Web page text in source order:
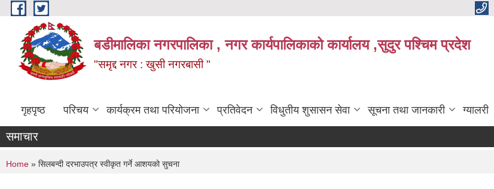
Skip to main content
बडीमालिका नगरपालिका , नगर कार्यपालिकाको कार्यालय ,सुदुर पश्चिम प्रदेश
"समृद्द नगर : खुसी नगरबासी "
गृहपृष्ठ परिचय कार्यक्रम तथा परियोजना प्रतिवेदन विधुतीय शुसासन सेवा सूचना तथा जानकारी ग्यालरी
समाचार
You are here
Home » सिलबन्दी दरभाउपत्र स्वीकृत गर्ने आशयको सुचना